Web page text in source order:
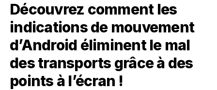
Découvrez comment les
indications de mouvement
d’Android éliminent le mal
des transports grâce à des
points à l’écran !